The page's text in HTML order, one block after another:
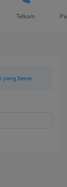
Telkom
yang benar.